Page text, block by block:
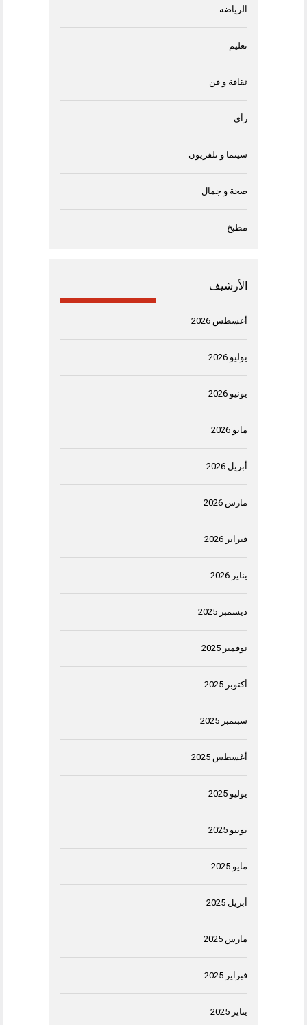
الرياضة
تعليم
ثقافة و فن
رأى
سينما و تلفزيون
صحة و جمال
مطبخ
الأرشيف
أغسطس 2026
يوليو 2026
يونيو 2026
مايو 2026
أبريل 2026
مارس 2026
فبراير 2026
يناير 2026
ديسمبر 2025
نوفمبر 2025
أكتوبر 2025
سبتمبر 2025
أغسطس 2025
يوليو 2025
يونيو 2025
مايو 2025
أبريل 2025
مارس 2025
فبراير 2025
يناير 2025